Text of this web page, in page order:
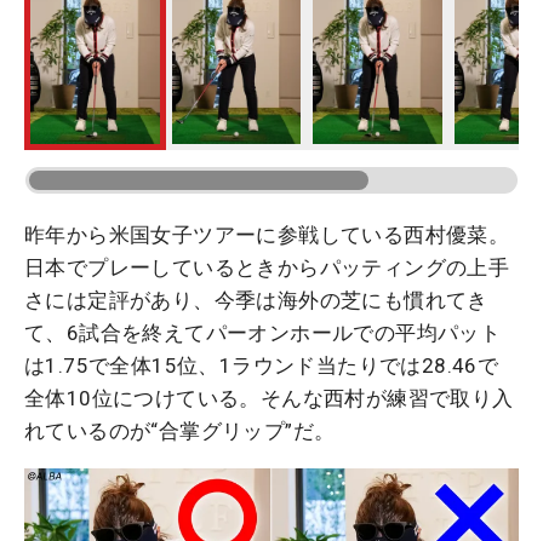
昨年から米国女子ツアーに参戦している西村優菜。
日本でプレーしているときからパッティングの上手
さには定評があり、今季は海外の芝にも慣れてき
て、6試合を終えてパーオンホールでの平均パット
は1.75で全体15位、1ラウンド当たりでは28.46で
全体10位につけている。そんな西村が練習で取り入
れているのが“合掌グリップ”だ。